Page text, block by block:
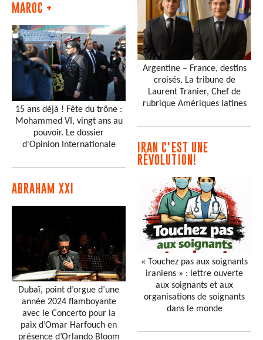
MAROC +
15 ans déjà ! Fête du trône :
Mohammed VI, vingt ans au
pouvoir. Le dossier
d'Opinion Internationale
ABRAHAM XXI
Dubaï, point d’orgue d’une
année 2024 flamboyante
avec le Concerto pour la
paix d’Omar Harfouch en
présence d’Orlando Bloom
Argentine – France, destins
croisés. La tribune de
Laurent Tranier, Chef de
rubrique Amériques latines
IRAN C'EST UNE
RÉVOLUTION!
« Touchez pas aux soignants
iraniens » : lettre ouverte
aux soignants et aux
organisations de soignants
dans le monde